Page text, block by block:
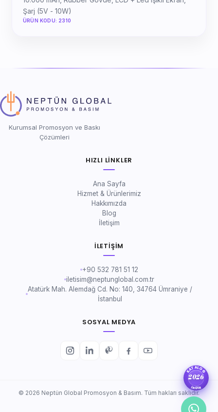
Şarj (5V - 10W)
ÜRÜN KODU: 2310
Kurumsal Promosyon ve Baskı
Çözümleri
HIZLI LINKLER
Ana Sayfa
Hizmet & Ürünlerimiz
Hakkımızda
Blog
İletişim
İLETIŞIM
+90 532 781 51 12
iletisim@neptunglobal.com.tr
Atatürk Mah. Alemdağ Cd. No: 140, 34764 Ümraniye /
İstanbul
SOSYAL MEDYA
© 2026 Neptün Global Promosyon & Basım. Tüm hakları saklıdır.
KATALOG
İNDİR
2026